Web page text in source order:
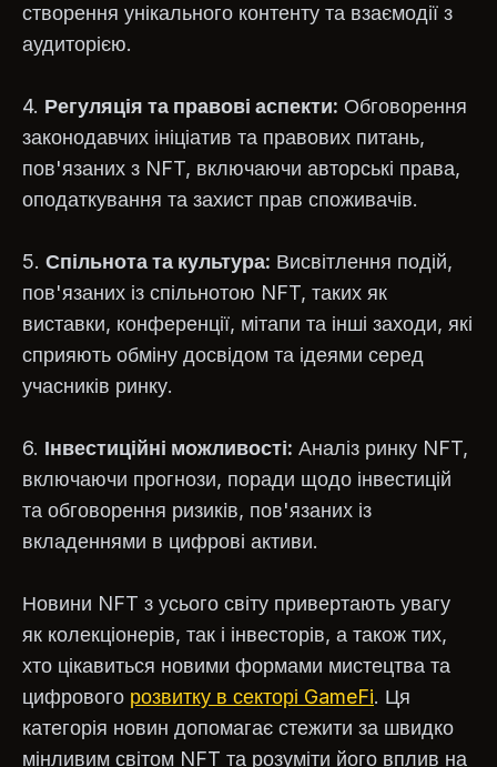
створення унікального контенту та взаємодії з
аудиторією.
4. Регуляція та правові аспекти: Обговорення
законодавчих ініціатив та правових питань,
пов'язаних з NFT, включаючи авторські права,
оподаткування та захист прав споживачів.
5. Спільнота та культура: Висвітлення подій,
пов'язаних із спільнотою NFT, таких як
виставки, конференції, мітапи та інші заходи, які
сприяють обміну досвідом та ідеями серед
учасників ринку.
6. Інвестиційні можливості: Аналіз ринку NFT,
включаючи прогнози, поради щодо інвестицій
та обговорення ризиків, пов'язаних із
вкладеннями в цифрові активи.
Новини NFT з усього світу привертають увагу
як колекціонерів, так і інвесторів, а також тих,
хто цікавиться новими формами мистецтва та
цифрового розвитку в секторі GameFi. Ця
категорія новин допомагає стежити за швидко
мінливим світом NFT та розуміти його вплив на